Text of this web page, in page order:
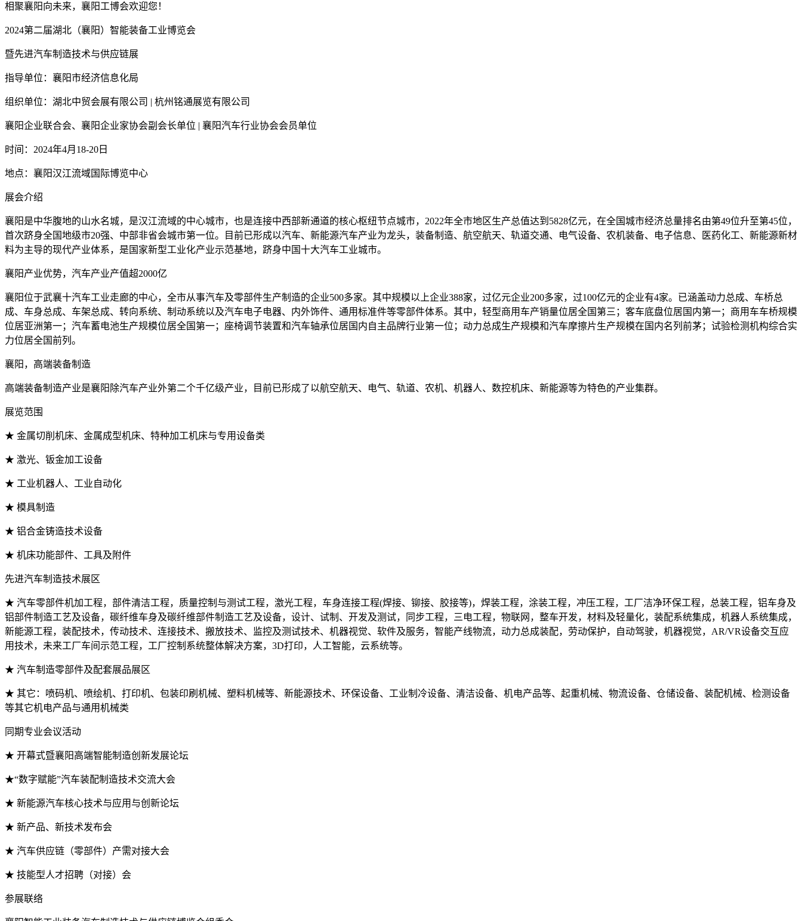
相聚襄阳向未来，襄阳工博会欢迎您！
2024第二届湖北（襄阳）智能装备工业博览会
暨先进汽车制造技术与供应链展
指导单位：襄阳市经济信息化局
组织单位：湖北中贸会展有限公司 | 杭州铭通展览有限公司
襄阳企业联合会、襄阳企业家协会副会长单位 | 襄阳汽车行业协会会员单位
时间：2024年4月18-20日
地点：襄阳汉江流域国际博览中心
展会介绍
襄阳是中华腹地的山水名城，是汉江流域的中心城市，也是连接中西部新通道的核心枢纽节点城市，2022年全市地区生产总值达到5828亿元，在全国城市经济总量排名由第49位升至第45位，
首次跻身全国地级市20强、中部非省会城市第一位。目前已形成以汽车、新能源汽车产业为龙头，装备制造、航空航天、轨道交通、电气设备、农机装备、电子信息、医药化工、新能源新材
料为主导的现代产业体系，是国家新型工业化产业示范基地，跻身中国十大汽车工业城市。
襄阳产业优势，汽车产业产值超2000亿
襄阳位于武襄十汽车工业走廊的中心，全市从事汽车及零部件生产制造的企业500多家。其中规模以上企业388家，过亿元企业200多家，过100亿元的企业有4家。已涵盖动力总成、车桥总
成、车身总成、车架总成、转向系统、制动系统以及汽车电子电器、内外饰件、通用标准件等零部件体系。其中，轻型商用车产销量位居全国第三；客车底盘位居国内第一；商用车车桥规模
位居亚洲第一；汽车蓄电池生产规模位居全国第一；座椅调节装置和汽车轴承位居国内自主品牌行业第一位；动力总成生产规模和汽车摩擦片生产规模在国内名列前茅；试验检测机构综合实
力位居全国前列。
襄阳，高端装备制造
高端装备制造产业是襄阳除汽车产业外第二个千亿级产业，目前已形成了以航空航天、电气、轨道、农机、机器人、数控机床、新能源等为特色的产业集群。
展览范围
★ 金属切削机床、金属成型机床、特种加工机床与专用设备类
★ 激光、钣金加工设备
★ 工业机器人、工业自动化
★ 模具制造
★ 铝合金铸造技术设备
★ 机床功能部件、工具及附件
先进汽车制造技术展区
★ 汽车零部件机加工程，部件清洁工程，质量控制与测试工程，激光工程，车身连接工程(焊接、铆接、胶接等)，焊装工程，涂装工程，冲压工程，工厂洁净环保工程，总装工程，铝车身及
铝部件制造工艺及设备，碳纤维车身及碳纤维部件制造工艺及设备，设计、试制、开发及测试，同步工程，三电工程，物联网，整车开发，材料及轻量化，装配系统集成，机器人系统集成，
新能源工程，装配技术，传动技术、连接技术、搬放技术、监控及测试技术、机器视觉、软件及服务，智能产线物流，动力总成装配，劳动保护，自动驾驶，机器视觉，AR/VR设备交互应
用技术，未来工厂车间示范工程，工厂控制系统整体解决方案，3D打印，人工智能，云系统等。
★ 汽车制造零部件及配套展品展区
★ 其它：喷码机、喷绘机、打印机、包装印刷机械、塑料机械等、新能源技术、环保设备、工业制冷设备、清洁设备、机电产品等、起重机械、物流设备、仓储设备、装配机械、检测设备
等其它机电产品与通用机械类
同期专业会议活动
★ 开幕式暨襄阳高端智能制造创新发展论坛
★“数字赋能”汽车装配制造技术交流大会
★ 新能源汽车核心技术与应用与创新论坛
★ 新产品、新技术发布会
★ 汽车供应链（零部件）产需对接大会
★ 技能型人才招聘（对接）会
参展联络